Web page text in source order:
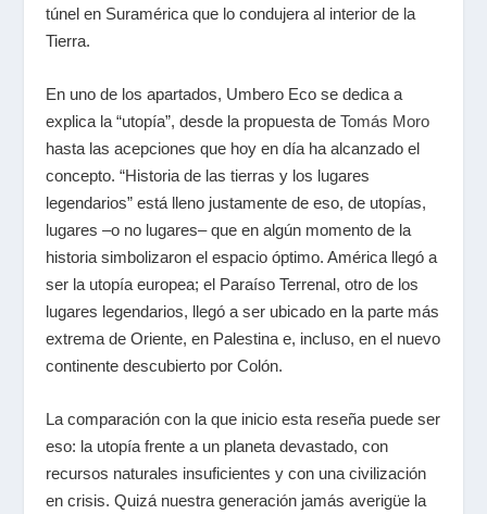
túnel en Suramérica que lo condujera al interior de la
Tierra.
En uno de los apartados, Umbero Eco se dedica a
explica la “utopía”, desde la propuesta deTomás Moro
hasta las acepciones que hoy en día ha alcanzado el
concepto. “Historia de las tierras y los lugares
legendarios” está lleno justamente de eso, de utopías,
lugares –o no lugares– que en algún momento de la
historia simbolizaron el espacio óptimo. América llegó a
ser la utopía europea; el Paraíso Terrenal, otro de los
lugares legendarios, llegó a ser ubicado en la parte más
extrema de Oriente, en Palestina e, incluso, en el nuevo
continente descubierto por Colón.
La comparación con la que inicio esta reseña puede ser
eso: la utopía frente a un planeta devastado, con
recursos naturales insuficientes y con una civilización
en crisis. Quizá nuestra generación jamás averigüe la